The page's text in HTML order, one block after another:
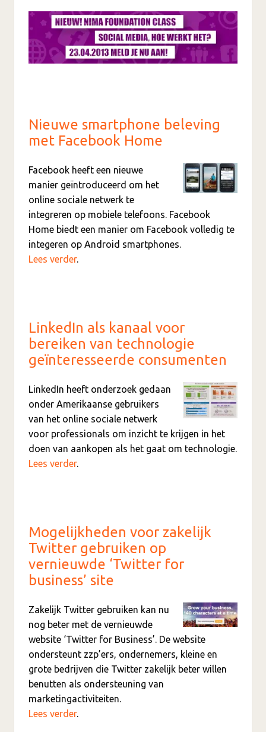
Nieuwe smartphone beleving
met Facebook Home
Facebook heeft een nieuwe
manier geïntroduceerd om het
online sociale netwerk te
integreren op mobiele telefoons. Facebook
Home biedt een manier om Facebook volledig te
integeren op Android smartphones.
Lees verder.
LinkedIn als kanaal voor
bereiken van technologie
geïnteresseerde consumenten
LinkedIn heeft onderzoek gedaan
onder Amerikaanse gebruikers
van het online sociale netwerk
voor professionals om inzicht te krijgen in het
doen van aankopen als het gaat om technologie.
Lees verder.
Mogelijkheden voor zakelijk
Twitter gebruiken op
vernieuwde ‘Twitter for
business’ site
Zakelijk Twitter gebruiken kan nu
nog beter met de vernieuwde
website ‘Twitter for Business’. De website
ondersteunt zzp’ers, ondernemers, kleine en
grote bedrijven die Twitter zakelijk beter willen
benutten als ondersteuning van
marketingactiviteiten.
Lees verder.